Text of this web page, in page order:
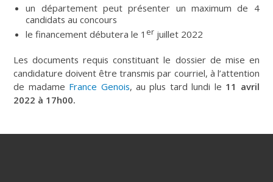
un département peut présenter un maximum de 4
candidats au concours
le financement débutera le 1 er juillet 2022
Les documents requis constituant le dossier de mise en
candidature doivent être transmis par courriel, à l’attention
de madame France Genois, au plus tard lundi le 11 avril
2022 à 17h00.